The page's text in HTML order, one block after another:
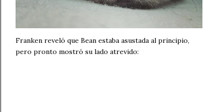
Franken reveló que Bean estaba asustada al principio,
pero pronto mostró su lado atrevido: